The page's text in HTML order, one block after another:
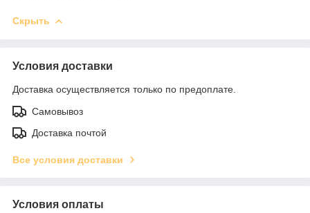
Скрыть
Условия доставки
Доставка осуществляется только по предоплате.
Самовывоз
Доставка почтой
Все условия доставки
Условия оплаты